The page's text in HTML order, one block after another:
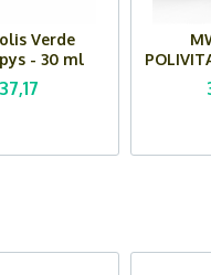
Verde
- 30 ml
37,17
Muwiz